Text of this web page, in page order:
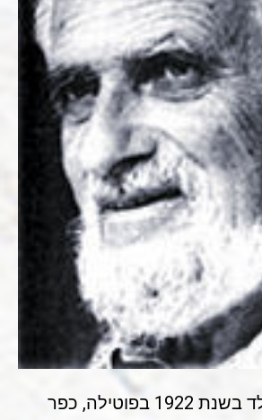
מנפרד וינקלר נולד בשנת 1922 בפוטילה, כפר